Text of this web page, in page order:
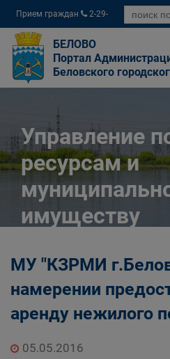
Прием граждан
2-29-
04
БЕЛОВО
Портал
Беловского
Управление
ресурсам и
имуществу
Беловского
округа
Структурные
МУ "КЗРМИ
намерении
аренду нежилого
05.05.2016